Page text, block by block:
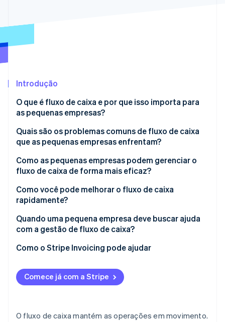
Stripe Sessions 2026
Introdução
O que é fluxo de caixa e por que isso importa para
as pequenas empresas?
Quais são os problemas comuns de fluxo de caixa
que as pequenas empresas enfrentam?
Como as pequenas empresas podem gerenciar o
fluxo de caixa de forma mais eficaz?
Construa um quadro claro do seu dinheiro
Previsão — não chute
Mantenha as operações enxutas
Crie uma reserva de caixa
Acompanhe a velocidade juntamente com o saldo
consultoria
Como você pode melhorar o fluxo de caixa
rapidamente?
Quando uma pequena empresa deve buscar ajuda
com a gestão de fluxo de caixa?
Como o Stripe Invoicing pode ajudar
Comece já com a Stripe
O fluxo de caixa mantém as operações em movimento.